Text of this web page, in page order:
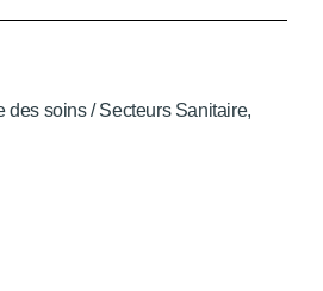
des soins / Secteurs Sanitaire,